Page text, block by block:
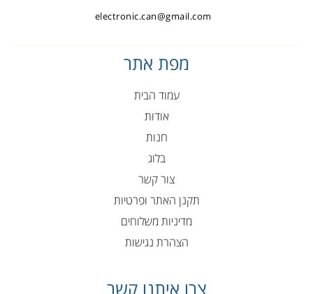
electronic.can@gmail.com
מפת אתר
עמוד הבית
אודות
חנות
בלוג
צור קשר
תקנן האתר ופרטיות
מדיניות משלוחים
הצהרת נגישות
צרו איתנו קשר